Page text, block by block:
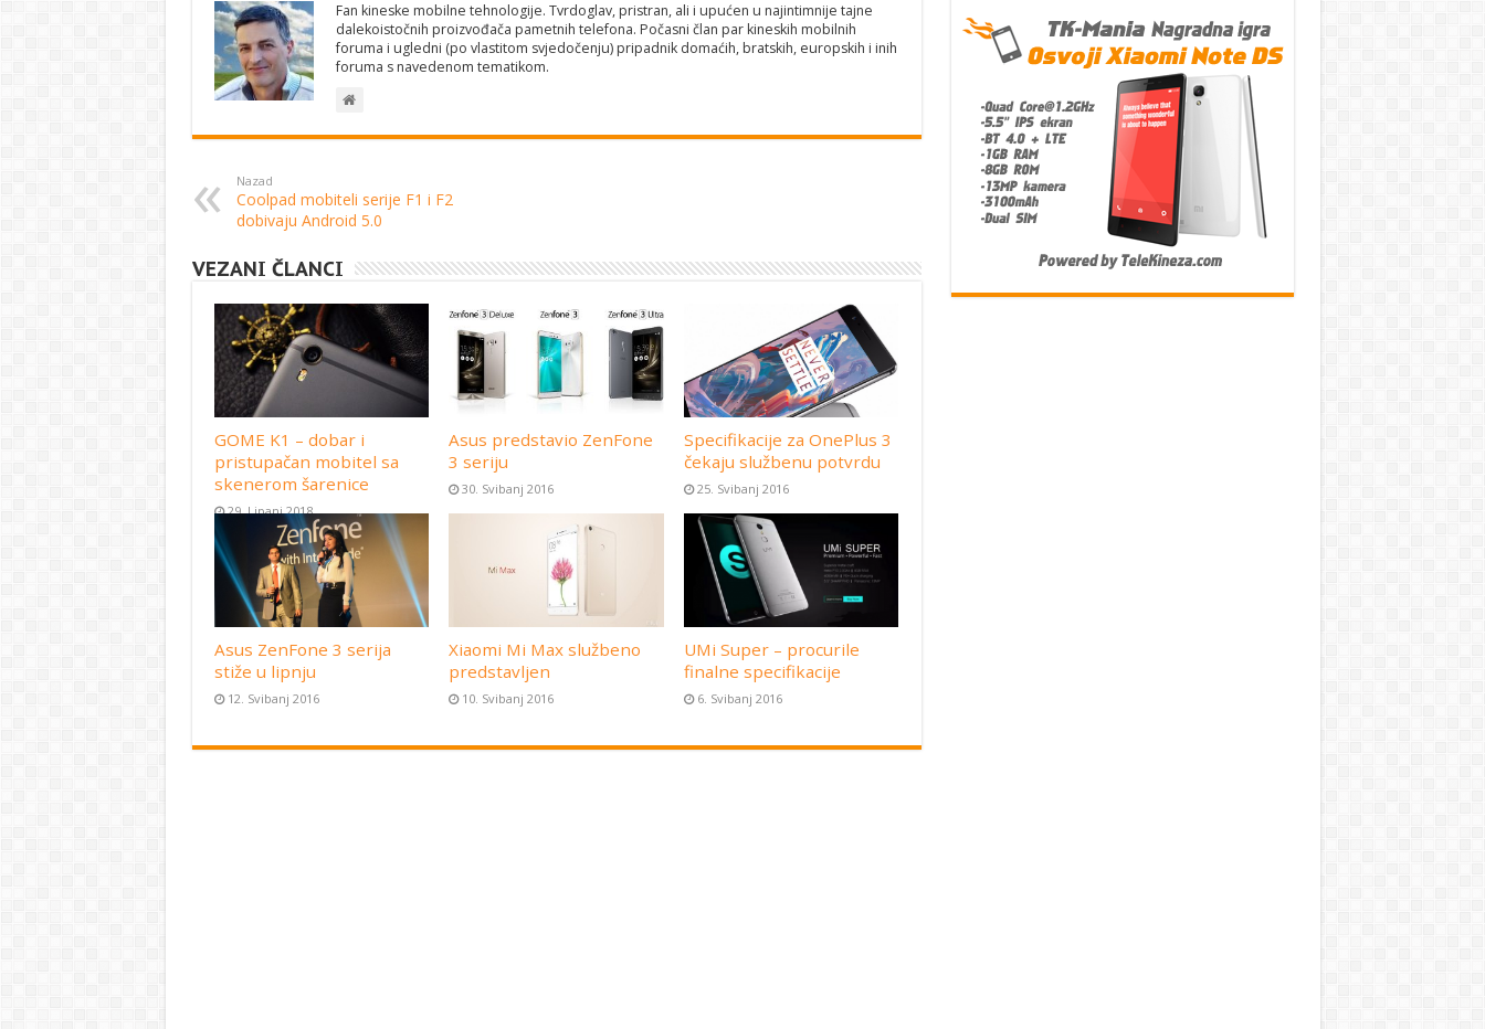
Fan kineske mobilne tehnologije. Tvrdoglav, pristran, ali i upućen u najintimnije tajne
dalekoistočnih proizvođača pametnih telefona. Počasni član par kineskih mobilnih
foruma i ugledni (po vlastitom svjedočenju) pripadnik domaćih, bratskih, europskih i inih
foruma s navedenom tematikom.
Nazad
Coolpad mobiteli serije F1 i F2
dobivaju Android 5.0
VEZANI ČLANCI
GOME K1 – dobar i
pristupačan mobitel sa
skenerom šarenice
29. Lipanj 2018
Asus predstavio ZenFone
3 seriju
30. Svibanj 2016
Specifikacije za OnePlus 3
čekaju službenu potvrdu
25. Svibanj 2016
Asus ZenFone 3 serija
stiže u lipnju
12. Svibanj 2016
Xiaomi Mi Max službeno
predstavljen
10. Svibanj 2016
UMi Super – procurile
finalne specifikacije
6. Svibanj 2016